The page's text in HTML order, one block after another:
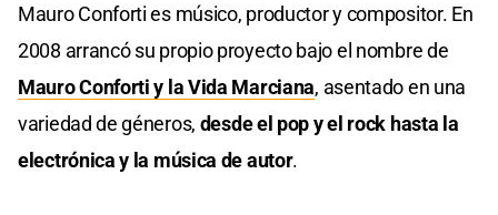
Mauro Conforti es músico, productor y compositor. En
2008 arrancó su propio proyecto bajo el nombre de
Mauro Conforti y la Vida Marciana, asentado en una
variedad de géneros, desde el pop y el rock hasta la
electrónica y la música de autor.